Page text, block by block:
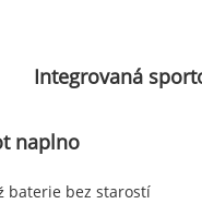
Integrovaná
naplno
baterie bez starostí